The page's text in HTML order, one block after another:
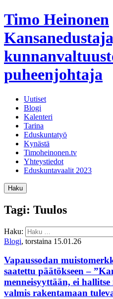
Timo Heinonen
puheenjohtaja
Uutiset
Blogi
Kalenteri
Tarina
Eduskuntatyö
Kynästä
Timoheinonen.tv
Yhteystiedot
Eduskuntavaalit 2023
Haku
Tagi: Tuulos
Haku:
Blogi, torstaina 15.01.26
Vapaussodan
saatettu päätökseen –
menneisyyttään, ei
valmis rakentamaan